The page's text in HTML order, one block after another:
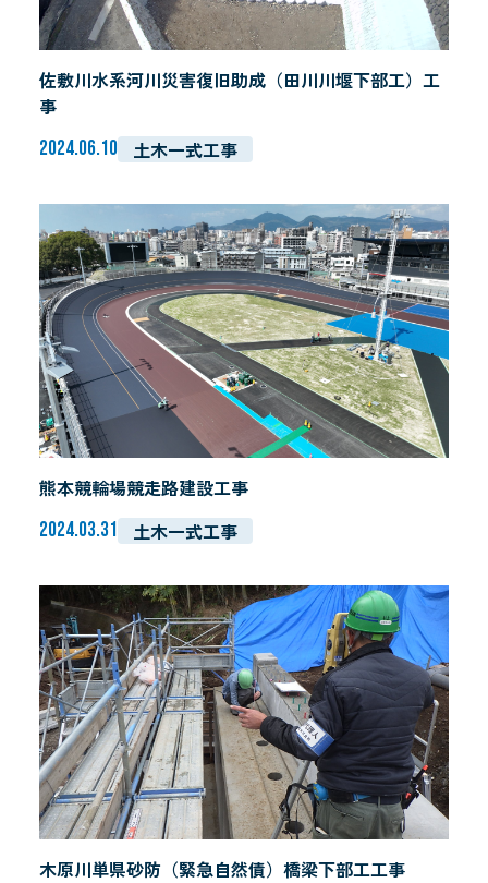
佐敷川水系河川災害復旧助成（田川川堰下部工）工
事
2024.06.10 土木一式工事
熊本競輪場競走路建設工事
2024.03.31 土木一式工事
木原川単県砂防（緊急自然債）橋梁下部工工事